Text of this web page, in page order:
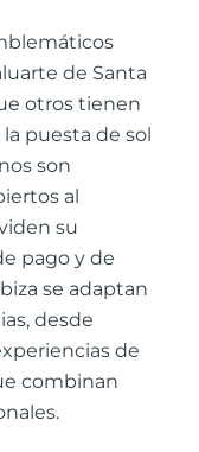
de Santa
otros tienen
puesta de sol
son
al
su
pago y de
se adaptan
desde
de
combinan